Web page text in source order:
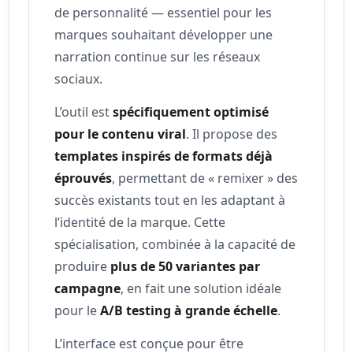
de personnalité — essentiel pour les
marques souhaitant développer une
narration continue sur les réseaux
sociaux.
L’outil estspécifiquement optimisé
pour le contenu viral. Il propose des
templates inspirés de formats déjà
éprouvés, permettant de « remixer » des
succès existants tout en les adaptant à
l’identité de la marque. Cette
spécialisation, combinée à la capacité de
produire plus de 50 variantes par
campagne, en fait une solution idéale
pour leA/B testing à grande échelle.
L’interface est conçue pour être